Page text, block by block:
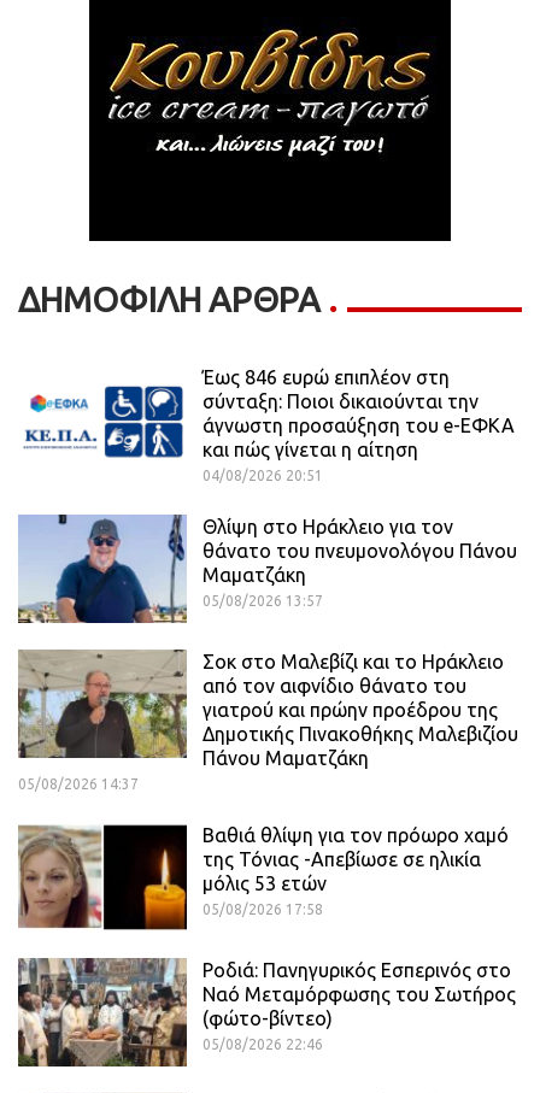
ΔΗΜΟΦΙΛΗ ΑΡΘΡΑ
Έως 846 ευρώ επιπλέον στη
σύνταξη: Ποιοι δικαιούνται την
άγνωστη προσαύξηση του e-ΕΦΚΑ
και πώς γίνεται η αίτηση
04/08/2026 20:51
Θλίψη στο Ηράκλειο για τον
θάνατο του πνευμονολόγου Πάνου
Μαματζάκη
05/08/2026 13:57
Σοκ στο Μαλεβίζι και το Ηράκλειο
από τον αιφνίδιο θάνατο του
γιατρού και πρώην προέδρου της
Δημοτικής Πινακοθήκης Μαλεβιζίου
Πάνου Μαματζάκη
05/08/2026 14:37
Βαθιά θλίψη για τον πρόωρο χαμό
της Τόνιας -Απεβίωσε σε ηλικία
μόλις 53 ετών
05/08/2026 17:58
Ροδιά: Πανηγυρικός Εσπερινός στο
Ναό Μεταμόρφωσης του Σωτήρος
(φώτο-βίντεο)
05/08/2026 22:46